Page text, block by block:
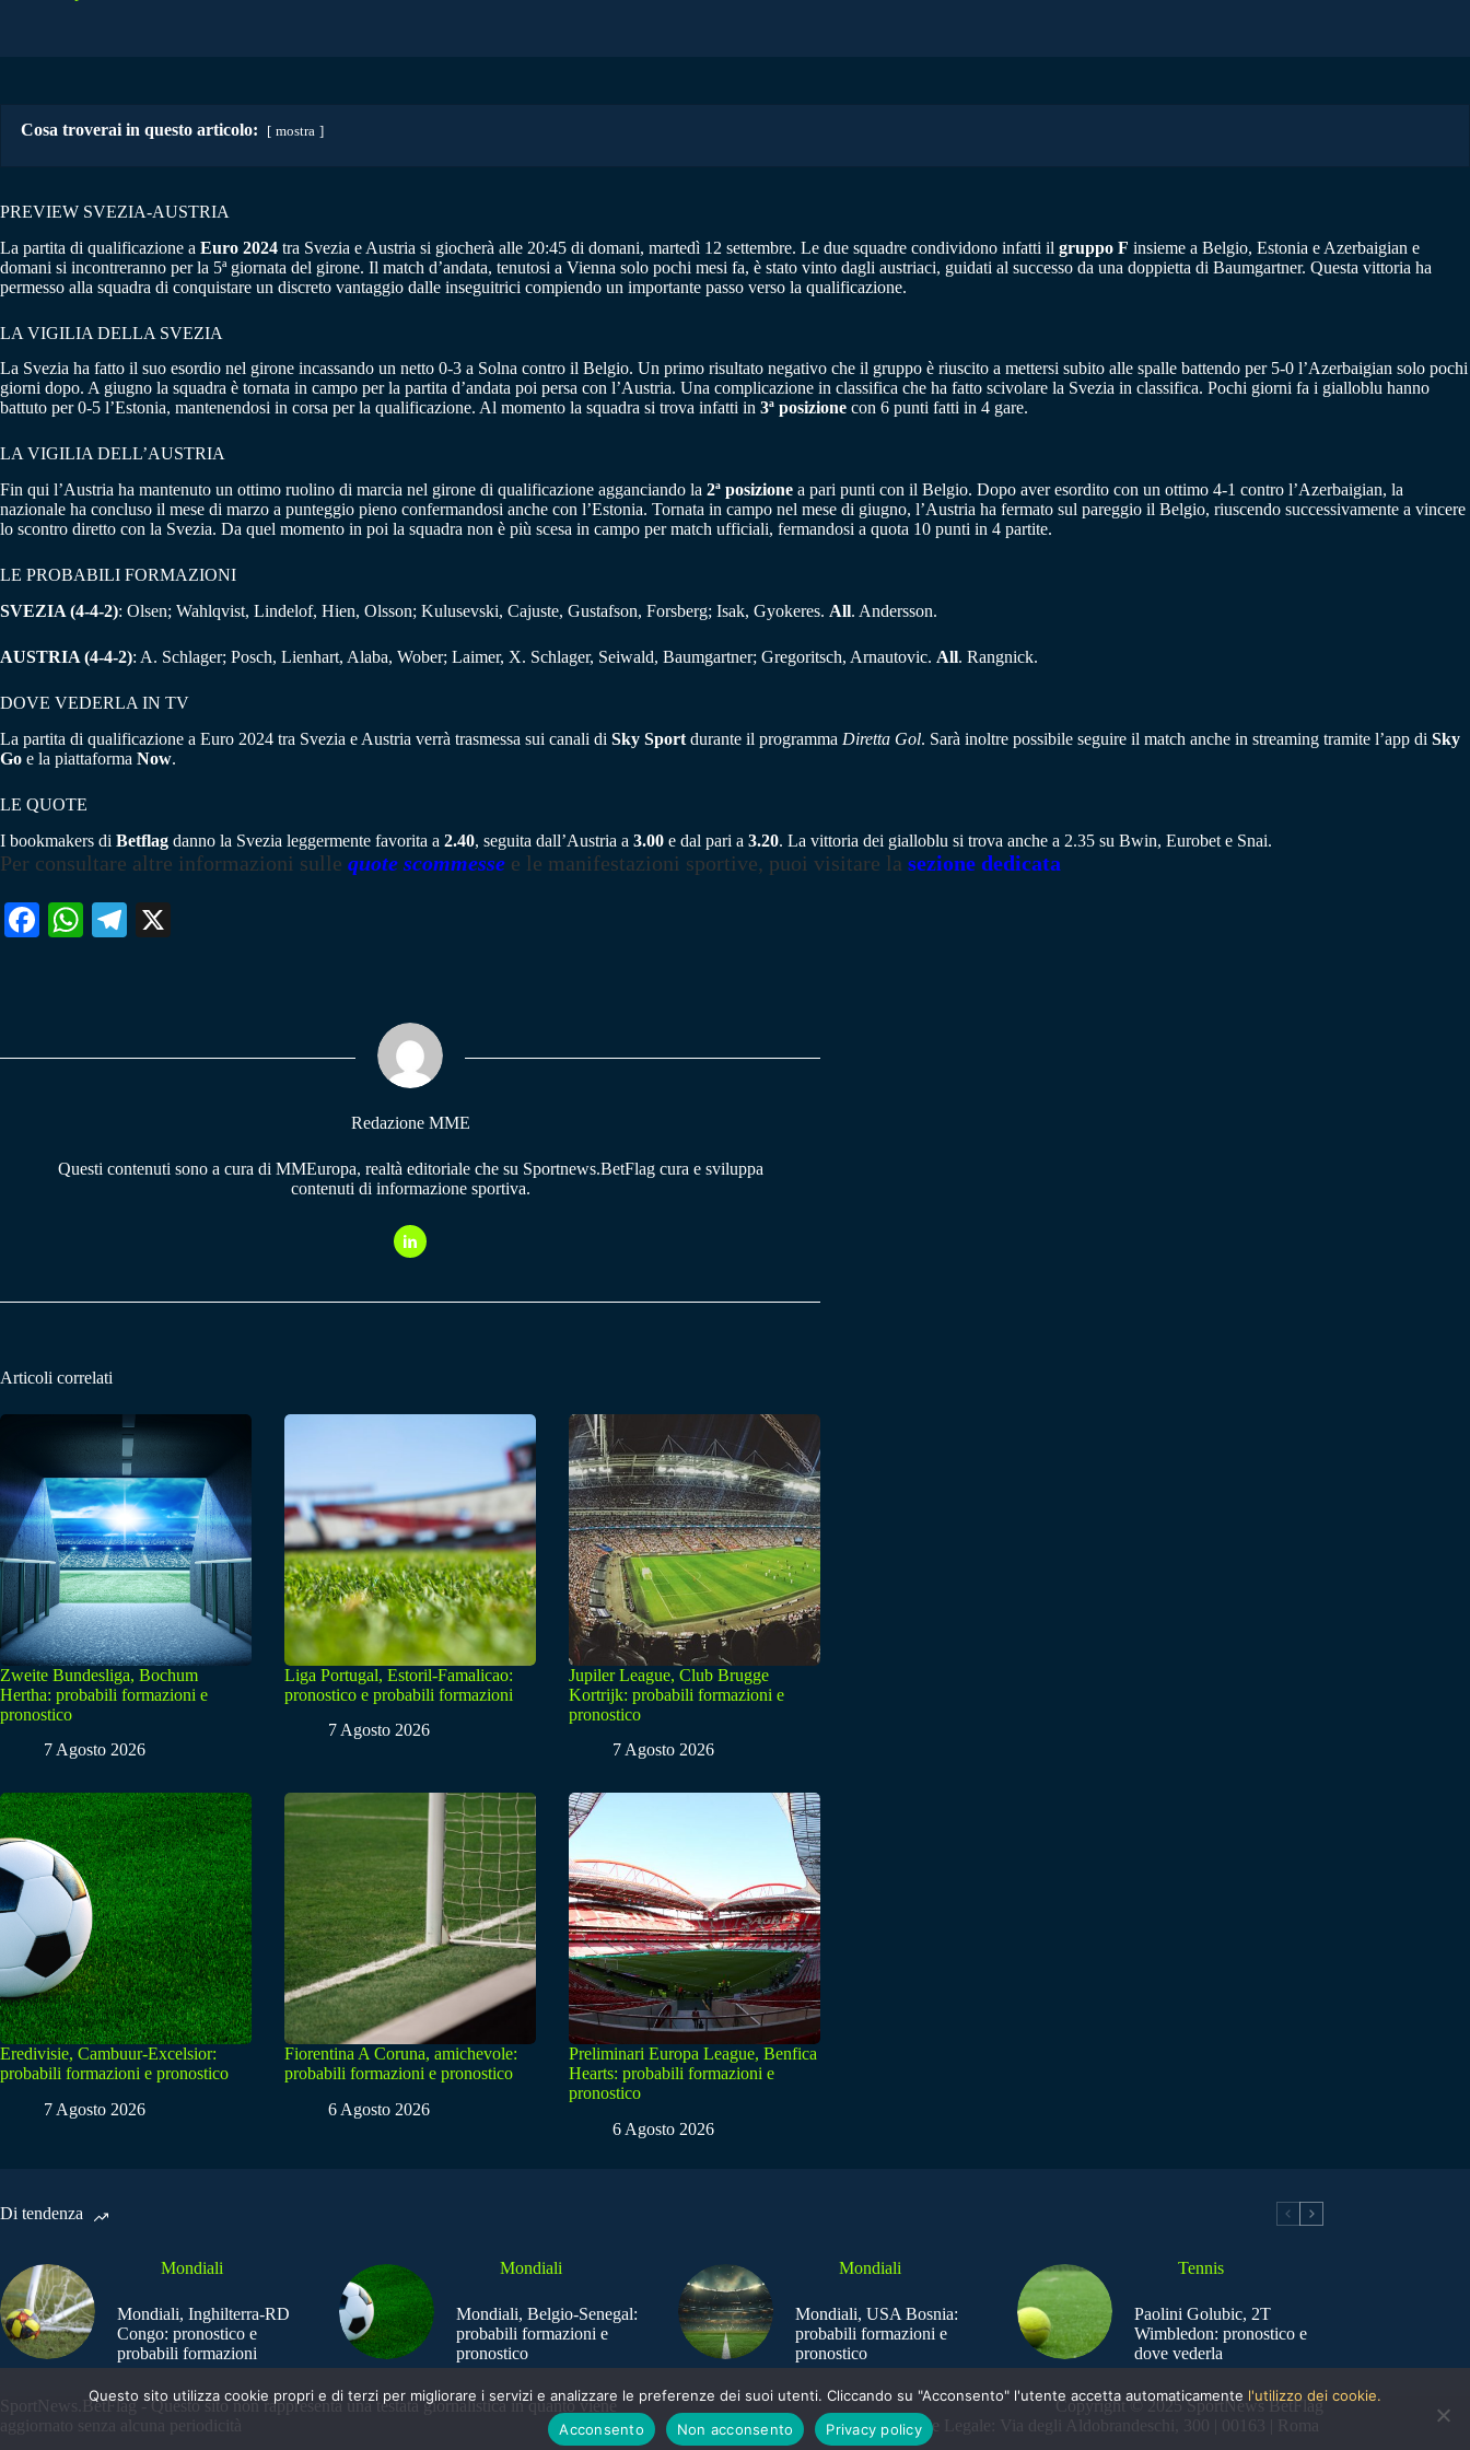
Cosa troverai in questo articolo: mostra
PREVIEW SVEZIA-AUSTRIA
La partita di qualificazione a Euro 2024 tra Svezia e Austria si giocherà alle 20:45 di domani, martedì 12 settembre. Le due squadre condividono infatti il gruppo F insieme a Belgio, Estonia e Azerbaigian e
domani si incontreranno per la 5ª giornata del girone. Il match d’andata, tenutosi a Vienna solo pochi mesi fa, è stato vinto dagli austriaci, guidati al successo da una doppietta di Baumgartner. Questa vittoria ha
permesso alla squadra di conquistare un discreto vantaggio dalle inseguitrici compiendo un importante passo verso la qualificazione.
LA VIGILIA DELLA SVEZIA
La Svezia ha fatto il suo esordio nel girone incassando un netto 0-3 a Solna contro il Belgio. Un primo risultato negativo che il gruppo è riuscito a mettersi subito alle spalle battendo per 5-0 l’Azerbaigian solo pochi
giorni dopo. A giugno la squadra è tornata in campo per la partita d’andata poi persa con l’Austria. Una complicazione in classifica che ha fatto scivolare la Svezia in classifica. Pochi giorni fa i gialloblu hanno
battuto per 0-5 l’Estonia, mantenendosi in corsa per la qualificazione. Al momento la squadra si trova infatti in 3ª posizione con 6 punti fatti in 4 gare.
LA VIGILIA DELL’AUSTRIA
Fin qui l’Austria ha mantenuto un ottimo ruolino di marcia nel girone di qualificazione agganciando la 2ª posizione a pari punti con il Belgio. Dopo aver esordito con un ottimo 4-1 contro l’Azerbaigian, la
nazionale ha concluso il mese di marzo a punteggio pieno confermandosi anche con l’Estonia. Tornata in campo nel mese di giugno, l’Austria ha fermato sul pareggio il Belgio, riuscendo successivamente a vincere
lo scontro diretto con la Svezia. Da quel momento in poi la squadra non è più scesa in campo per match ufficiali, fermandosi a quota 10 punti in 4 partite.
LE PROBABILI FORMAZIONI
SVEZIA (4-4-2): Olsen; Wahlqvist, Lindelof, Hien, Olsson; Kulusevski, Cajuste, Gustafson, Forsberg; Isak, Gyokeres. All. Andersson.
AUSTRIA (4-4-2): A. Schlager; Posch, Lienhart, Alaba, Wober; Laimer, X. Schlager, Seiwald, Baumgartner; Gregoritsch, Arnautovic. All. Rangnick.
DOVE VEDERLA IN TV
La partita di qualificazione a Euro 2024 tra Svezia e Austria verrà trasmessa sui canali di Sky Sport durante il programma Diretta Gol. Sarà inoltre possibile seguire il match anche in streaming tramite l’app di Sky
Go e la piattaforma Now.
LE QUOTE
I bookmakers di Betflag danno la Svezia leggermente favorita a 2.40, seguita dall’Austria a 3.00 e dal pari a 3.20. La vittoria dei gialloblu si trova anche a 2.35 su Bwin, Eurobet e Snai.
Per consultare altre informazioni sulle quote scommesse e le manifestazioni sportive, puoi visitare la sezione dedicata
Fa W
pp
Te
m
Redazione MME
Questi contenuti sono a cura di MMEuropa, realtà editoriale che su Sportnews.BetFlag cura e sviluppa
contenuti di informazione sportiva.
Articoli correlati
Zweite Bundesliga, Bochum
Hertha: probabili formazioni e
pronostico
7 Agosto 2026
Liga Portugal, Estoril-Famalicao:
pronostico e probabili formazioni
7 Agosto 2026
Jupiler League, Club Brugge
Kortrijk: probabili formazioni e
pronostico
7 Agosto 2026
Eredivisie, Cambuur-Excelsior:
probabili formazioni e pronostico
7 Agosto 2026
Fiorentina A Coruna, amichevole:
probabili formazioni e pronostico
6 Agosto 2026
Preliminari Europa League, Benfica
Hearts: probabili formazioni e
pronostico
6 Agosto 2026
Di tendenza
Mondiali
Mondiali, Inghilterra-RD
Congo: pronostico e
probabili formazioni
Mondiali
Mondiali, Belgio-Senegal:
probabili formazioni e
pronostico
Mondiali
Mondiali, USA Bosnia:
probabili formazioni e
pronostico
Tennis
Paolini Golubic, 2T
Wimbledon: pronostico e
dove vederla
SportNews.BetFlag - Questo sito non rappresenta una testata giornalistica in quanto viene
aggiornato senza alcuna periodicità
Copyright © 2025 SportNews BetFlag
Sede Legale: Via degli Aldobrandeschi, 300 | 00163 | Roma
Questo sito utilizza cookie propri e di terzi per migliorare i servizi e analizzare le preferenze dei suoi utenti. Cliccando su "Acconsento" l'utente accetta automaticamente l'utilizzo dei cookie.
Acconsento
Non acconsento Privacy policy